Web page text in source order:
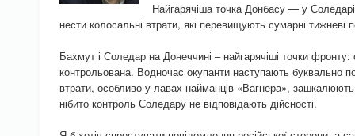
Найгарячіша точка Донбасу — у
нести колосальні втрати, які перевищують сумарні тижневі
Бахмут і Соледар на Донеччині – найгарячіші точки
контрольована. Водночас окупанти наступають буквально
втрати, особливо у лавах найманців «Вагнера»,
нібито контроль Соледару не відповідають дійсності.